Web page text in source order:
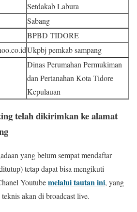
Setdakab Labura
Sabang
BPBD TIDORE
Ukpbj pemkab sampang
Dinas Perumahan Permukiman
dan Pertanahan Kota Tidore
Kepulauan
telah dikirimkan ke alamat
yang belum sempat mendaftar
tetap dapat bisa mengikuti
Youtubemelalui tautan ini, yang
akan di broadcast live.